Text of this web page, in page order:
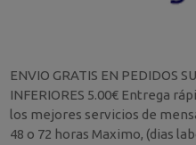
ENVIO GRATIS EN PEDIDOS
INFERIORES 5.00€ Entrega
los mejores servicios de
48 o 72 horas Maximo, (dias